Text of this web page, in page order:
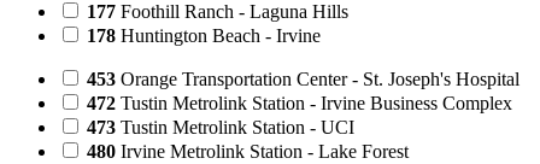
177 Foothill Ranch - Laguna Hills
178 Huntington Beach - Irvine
453 Orange Transportation Center - St. Joseph's Hospital
472 Tustin Metrolink Station - Irvine Business Complex
473 Tustin Metrolink Station - UCI
480 Irvine Metrolink Station - Lake Forest